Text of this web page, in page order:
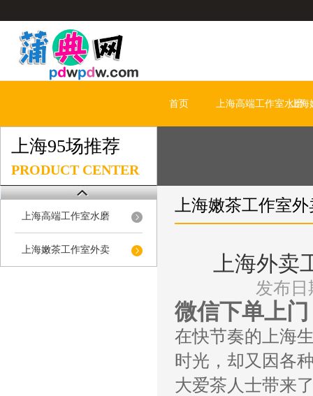
首页 上海高端工作室水磨
上海
上海95场推荐
PRODUCT CENTER
上海高端工作室水磨
上海嫩茶工作室外卖
上海嫩茶工作室
上海外卖
发布日
微信下单上
在快节奏的上海
时光，却又因各
大爱茶人士带来